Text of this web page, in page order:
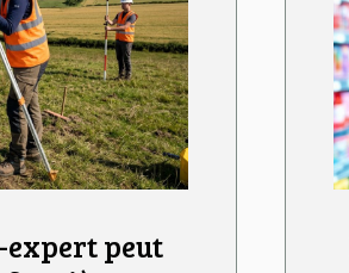
expert peut